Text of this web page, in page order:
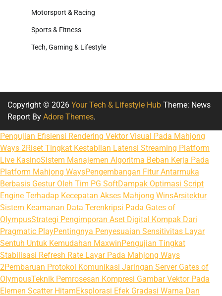
Motorsport & Racing
Sports & Fitness
Tech, Gaming & Lifestyle
Copyright © 2026 Your Tech & Lifestyle Hub Theme: News
Report By Adore Themes.
Pengujian Efisiensi Rendering Vektor Visual Pada Mahjong
Ways 2Riset Tingkat Kestabilan Latensi Streaming Platform
Live KasinoSistem Manajemen Algoritma Beban Kerja Pada
Platform Mahjong WaysPengembangan Fitur Antarmuka
Berbasis Gestur Oleh Tim PG SoftDampak Optimasi Script
Engine Terhadap Kecepatan Akses Mahjong WinsArsitektur
Sistem Keamanan Data Terenkripsi Pada Gates of
OlympusStrategi Pengimporan Aset Digital Kompak Dari
Pragmatic PlayPentingnya Penyesuaian Sensitivitas Layar
Sentuh Untuk Kemudahan MaxwinPengujian Tingkat
Stabilisasi Refresh Rate Layar Pada Mahjong Ways
2Pembaruan Protokol Komunikasi Jaringan Server Gates of
OlympusTeknik Pemrosesan Kompresi Gambar Vektor Pada
Elemen Scatter HitamEksplorasi Efek Gradasi Warna Dan